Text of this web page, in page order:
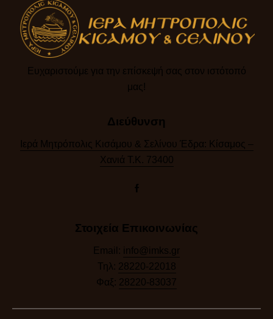
Ευχαριστούμε για την επίσκεψή σας στον ιστότοπό
μας!​
Διεύθυνση
Ιερά Μητρόπολις Κισάμου & Σελίνου Έδρα: Κίσαμος –
Χανιά Τ.Κ. 73400
Στοιχεία Επικοινωνίας
Email: info@imks.gr
Τηλ: 28220-22018
Φαξ: 28220-83037